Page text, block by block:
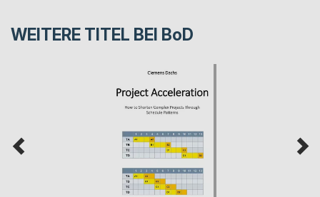
WEITERE TITEL BEI BoD